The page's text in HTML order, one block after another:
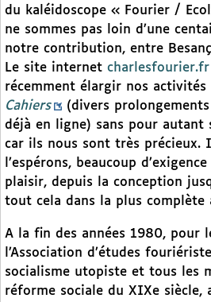
du kaléidoscope « Fourier /
ne sommes pas loin d’une
notre contribution, entre
Le site internet charlesfourier.fr
récemment élargir nos
Cahiers
(divers
déjà en ligne) sans pour autant
car ils nous sont très précieux.
l’espérons, beaucoup
plaisir, depuis la conception
tout cela dans la plus complète
A la fin des années 1980, pour
l’Association d’études
socialisme utopiste et tous les
réforme sociale du XIXe siècle,